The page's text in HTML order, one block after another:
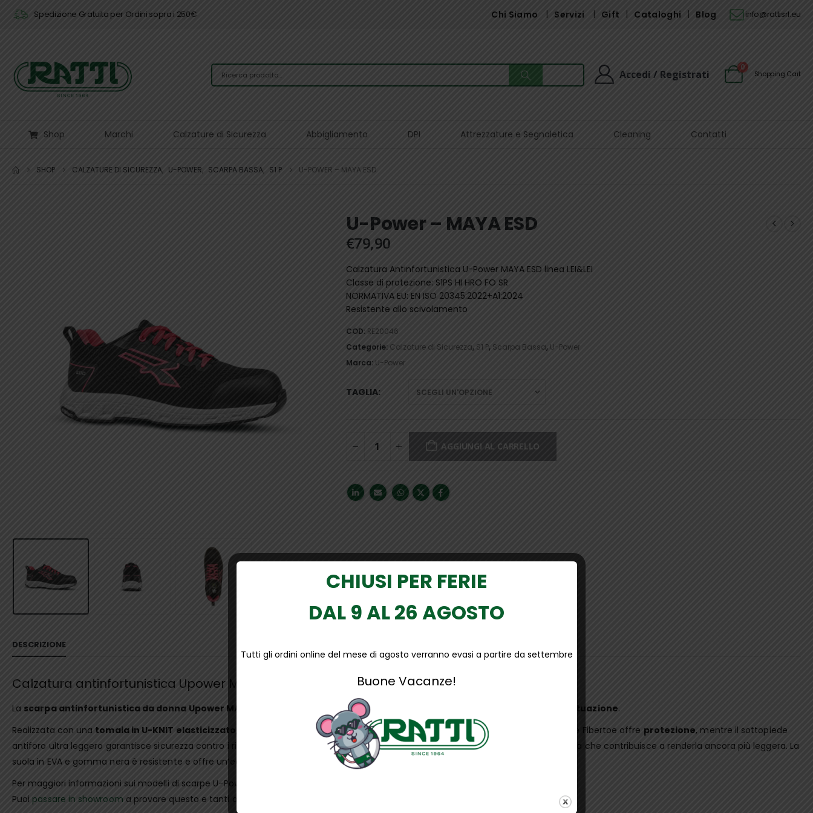
Spedizione Gratuita per Ordini sopra i 250€ Chi Siamo Servizi Gift Cataloghi Blog info@rattisrl.eu
Accedi / Registrati
0
Shopping Cart
Shop Marchi Calzature di Sicurezza Abbigliamento DPI Attrezzature e Segnaletica Cleaning Contatti
SHOP CALZATURE DI SICUREZZA, U-POWER SCARPA BASSA S1 P U-POWER – MAYA ESD
U-Power – MAYA ESD
€79,90
Calzatura Antinfortunistica U-Power MAYA ESD linea LEI&LEI
Classe di protezione: S1PS HI HRO FO SR
NORMATIVA EU: EN ISO 20345:2022+A1:2024
Resistente allo scivolamento
COD: RE20046
Categorie: Calzature di Sicurezza, S1 P, Scarpa Bassa, U-Power
Marca: U-Power
TAGLIA
AGGIUNGI AL CARRELLO
DESCRIZIONE
Calzatura antinfortunistica Upower MAYA ESD
La scarpa antinfortunistica da donna Upower MAYA ESD progettata per offrire comfort in ogni situazione.
Realizzata con una tomaia in U-KNIT elasticizzato , assicura traspirabilità e una calzata confortevole per l’intera giornata. Il puntale Fibertoe offre protezione, mentre il sottopiede
antiforo ultra leggero garantisce sicurezza contro i rischi di perforazione. La calzatura Maya è interamentemetal free
, caratteristica che contribuisce a renderla ancora più leggera. La
suola in EVA e gomma nera è resistente e offre un’eccellente aderenza, rendendola ideale per chi lavora in ambienti dinamici.
Per maggiori informazioni sui modelli di scarpe U-Power,
Puoipassare in showroom a provare questo e tanti altri modelli di
CHIUSI PER FERIE
DAL 9 AL 26 AGOSTO
Tutti gli ordini online del mese di agosto verranno evasi a partire da settembre
Buone Vacanze!